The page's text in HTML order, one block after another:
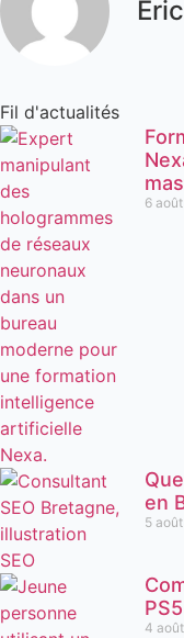
Fil d'actualités
6
en
5
PS5
4